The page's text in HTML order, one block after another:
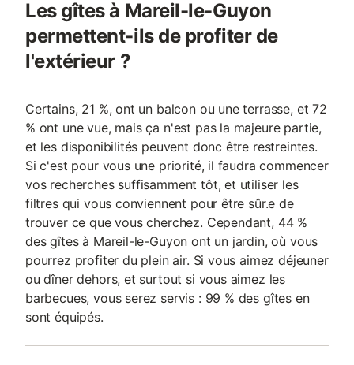
Les gîtes à Mareil-le-Guyon
permettent-ils de profiter de
l'extérieur ?
Certains, 21 %, ont un balcon ou une terrasse, et 72
% ont une vue, mais ça n'est pas la majeure partie,
et les disponibilités peuvent donc être restreintes.
Si c'est pour vous une priorité, il faudra commencer
vos recherches suffisamment tôt, et utiliser les
filtres qui vous conviennent pour être sûr.e de
trouver ce que vous cherchez. Cependant, 44 %
des gîtes à Mareil-le-Guyon ont un jardin, où vous
pourrez profiter du plein air. Si vous aimez déjeuner
ou dîner dehors, et surtout si vous aimez les
barbecues, vous serez servis : 99 % des gîtes en
sont équipés.